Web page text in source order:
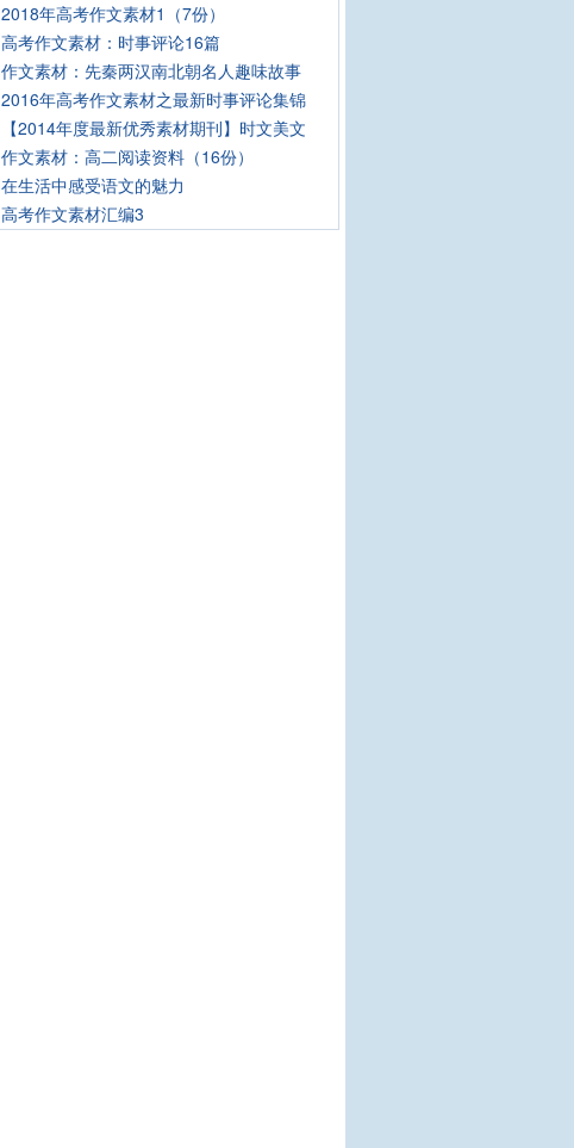
2018年高考作文素材1（7份）
高考作文素材：时事评论16篇
作文素材：先秦两汉南北朝名人趣味故事
2016年高考作文素材之最新时事评论集锦
【2014年度最新优秀素材期刊】时文美文
作文素材：高二阅读资料（16份）
在生活中感受语文的魅力
高考作文素材汇编3